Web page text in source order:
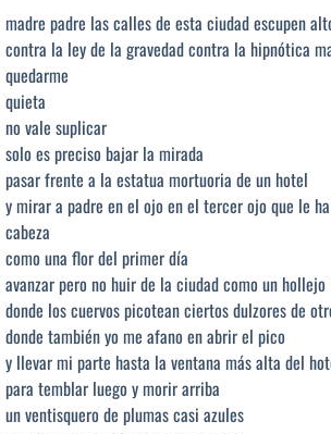
madre padre las calles de esta ciudad escupen
contra la ley de la gravedad contra la hipnótica
quedarme
quieta
no vale suplicar
solo es preciso bajar la mirada
pasar frente a la estatua mortuoria de un hotel
y mirar a padre en el ojo en el tercer ojo que le
cabeza
como una flor del primer día
avanzar pero no huir de la ciudad como un hollejo
donde los cuervos picotean ciertos dulzores de
donde también yo me afano en abrir el pico
y llevar mi parte hasta la ventana más alta del
para temblar luego y morir arriba
un ventisquero de plumas casi azules